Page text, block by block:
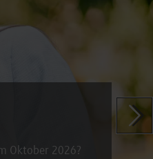
Oktober 2026?
Zeige